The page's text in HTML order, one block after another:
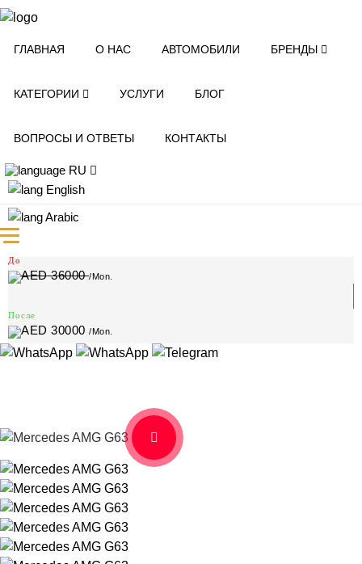
ГЛАВНАЯ О НАС АВТОМОБИЛИ БРЕНДЫ
КАТЕГОРИИ УСЛУГИ БЛОГ
ВОПРОСЫ И ОТВЕТЫ КОНТАКТЫ
RU
English
Arabic
Аренда Mercedes в Дубае
До
1800
После
До
36000/Mon.
После
30000 /Mon.